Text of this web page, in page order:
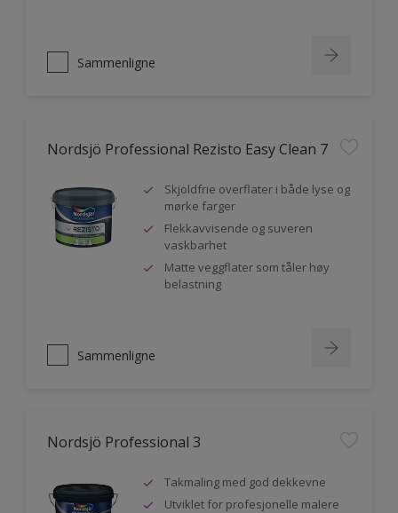
Sammenligne
Nordsjö Professional Rezisto Easy Clean 7
Skjoldfrie overflater i både lyse og
mørke farger
Flekkavvisende og suveren
vaskbarhet
Matte veggflater som tåler høy
belastning
Sammenligne
Nordsjö Professional 3
Takmaling med god dekkevne
Utviklet for profesjonelle malere